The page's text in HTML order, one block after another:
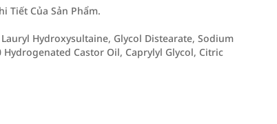
Tiết Của Sản Phẩm.
Hydroxysultaine, Glycol Distearate, Sodium
Castor Oil, Caprylyl Glycol, Citric